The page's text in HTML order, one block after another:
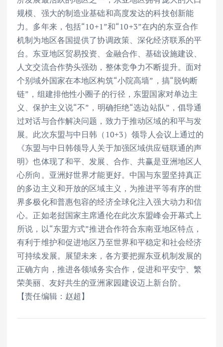
规模、强大的制造业基础和高度发达的科技创新能
力。多年来，包括“10+1”和“10+3”在内的东亚合作
机制为地区各国提供了协调政策、深化经济联系的平
台。东亚地区贸易投资、金融合作、基础设施建设、
人文交流合作势头强劲，整体竞争力不断提升。面对
个别域外国家在本地区构筑“小院高墙”，搞“脱钩断
链”，组建排他性小圈子的行径，东盟国家对单边主
义、保护主义说“不”，明确拒绝“选边站队”，倡导通
过对话与合作解决问题，致力于推动区域的和平与发
展。此次东盟与中日韩（10+3）领导人会议上通过的
《东盟与中日韩领导人关于加强区域供应链联通的声
明》也体现了和平、发展、合作、共赢是亚洲地区人
心所向。亚洲好世界才能更好。中国与东盟坚持真正
的多边主义和开放的区域主义，为推进平等有序的世
界多极化和普惠包容的经济全球化注入强大动力和信
心。正如老挝国家主席通伦在此次东盟峰会开幕式上
所说，以“东盟方式”推进合作符合东南亚地区特点，
有利于维护和促进地区乃至世界和平稳定和社会经济
可持续发展。展望未来，各方要把握东亚机制发展的
正确方向，推进各领域务实合作，促进和平安宁、繁
荣美丽、友好共生的亚洲家园建设迈上新台阶。
【责任编辑：赵超】